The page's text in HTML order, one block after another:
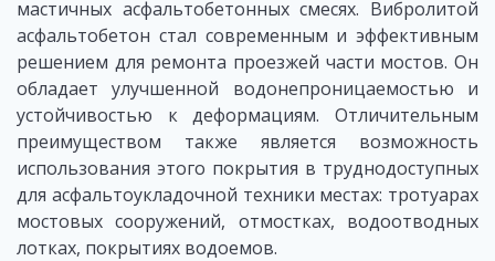
мастичных асфальтобетонных смесях. Вибролитой
асфальтобетон стал современным и эффективным
решением для ремонта проезжей части мостов. Он
обладает улучшенной водонепроницаемостью и
устойчивостью к деформациям. Отличительным
преимуществом также является возможность
использования этого покрытия в труднодоступных
для асфальтоукладочной техники местах: тротуарах
мостовых сооружений, отмостках, водоотводных
лотках, покрытиях водоемов.